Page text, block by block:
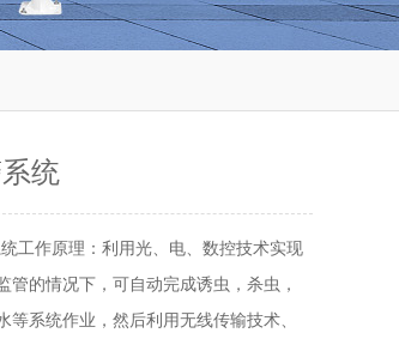
统
工作原理：利用光、电、数控技术实现
的情况下，可自动完成诱虫，杀虫，
系统作业，然后利用无线传输技术、